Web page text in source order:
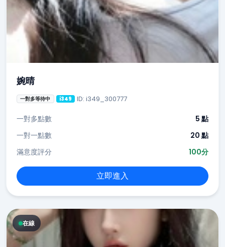
婉晴
一對多等待中 i349 ID: i349_300777
一對多點數
5 點
一對一點數
20 點
滿意度評分
100分
立即進入
在線